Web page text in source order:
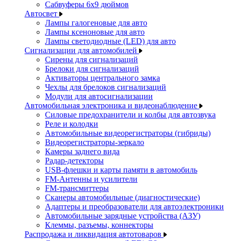
Сабвуферы 6x9 дюймов
Автосвет
Лампы галогеновые для авто
Лампы ксеноновые для авто
Лампы светодиодные (LED) для авто
Сигнализации для автомобилей
Сирены для сигнализаций
Брелоки для сигнализаций
Активаторы центрального замка
Чехлы для брелоков сигнализаций
Модули для автосигнализации
Автомобильная электроника и видеонаблюдение
Силовые предохранители и колбы для автозвука
Реле и колодки
Автомобильные видеорегистраторы (гибриды)
Видеорегистраторы-зеркало
Камеры заднего вида
Радар-детекторы
USB-флешки и карты памяти в автомобиль
FM-Антенны и усилители
FM-трансмиттеры
Сканеры автомобильные (диагностические)
Адаптеры и преобразователи для автоэлектроники
Автомобильные зарядные устройства (АЗУ)
Клеммы, разъемы, коннекторы
Распродажа и ликвидация автотоваров